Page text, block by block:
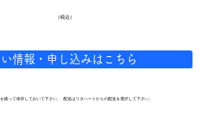
（税込）
情報・申し込みはこちら
って保存しておいて下さい。 配送はリタハートからの配送を選択して下さい。